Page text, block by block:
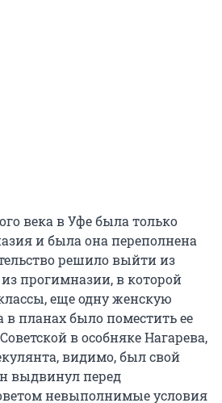
века в Уфе была только
и была она переполнена
решило выйти из
прогимназии, в которой
еще одну женскую
планах было поместить ее
в особняке Нагарева,
видимо, был свой
выдвинул перед
невыполнимые условия